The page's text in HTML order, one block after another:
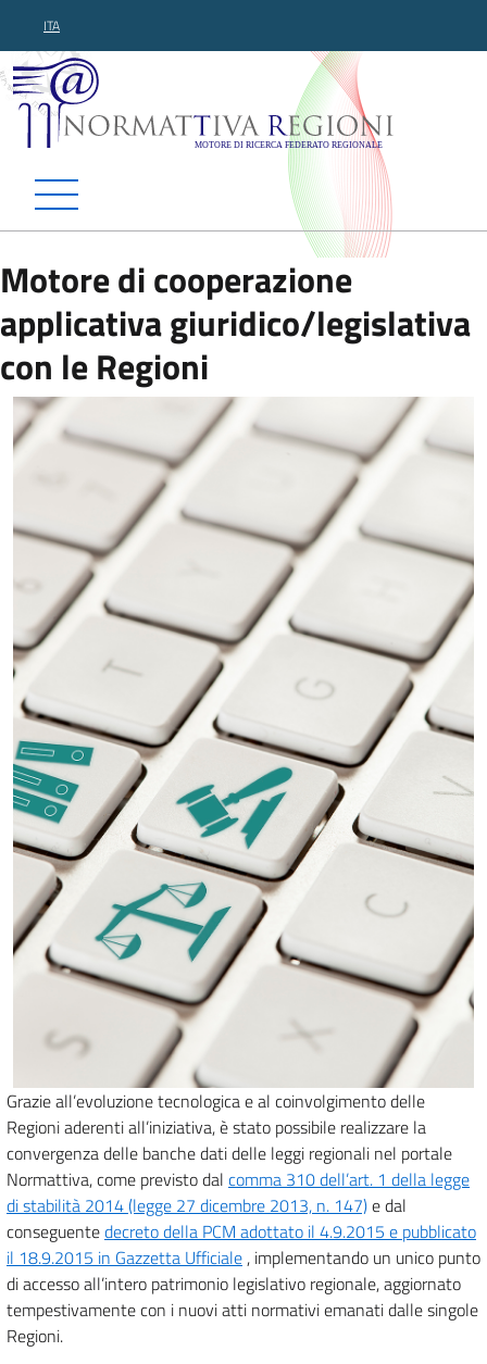
ITA
Normattiva Regioni -
Motore di cooperazione
applicativa giuridico/legislativa
con le Regioni
Grazie all’evoluzione tecnologica e al coinvolgimento delle
Regioni aderenti all’iniziativa, è stato possibile realizzare la
convergenza delle banche dati delle leggi regionali nel portale
Normattiva, come previsto dal comma 310 dell’art. 1 della legge
di stabilità 2014 (legge 27 dicembre 2013, n. 147)e dal
conseguentedecreto della PCM adottato il 4.9.2015 e pubblicato
il 18.9.2015 in Gazzetta Ufficiale , implementando un unico punto
di accesso all’intero patrimonio legislativo regionale, aggiornato
tempestivamente con i nuovi atti normativi emanati dalle singole
Regioni.